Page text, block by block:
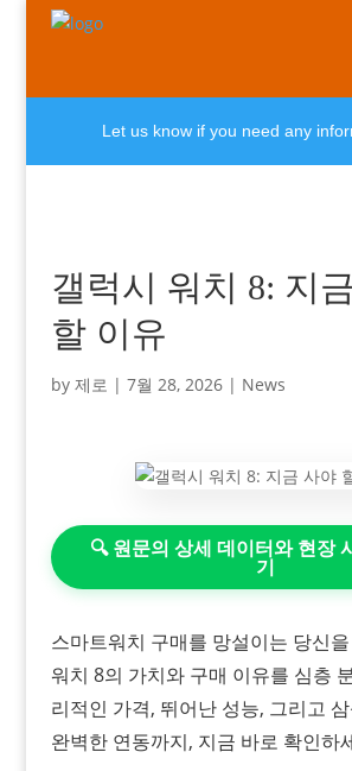
Let us know if you need any
갤럭시 워치 8: 지
할 이유
by 제로 | 7월 28, 2026| News
🔍 원문의 상세 데이터와 현장
기
스마트워치 구매를 망설이는 당신
워치 8의 가치와 구매 이유를 심층
리적인 가격, 뛰어난 성능, 그리고
완벽한 연동까지, 지금 바로 확인하